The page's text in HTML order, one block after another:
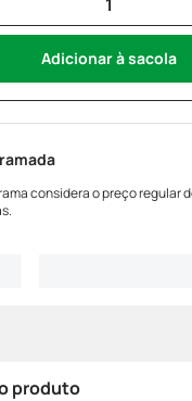
Adicionar à sacola
considera o preço regular
produto